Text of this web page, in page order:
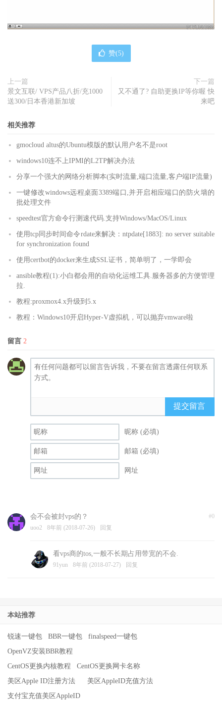
赞(5)
上一篇
景文互联/ VPS产品八折/充1000
送300/日本香港新加坡
下一篇
又不通了? 自助更换IP等你喔 快
来吧
相关推荐
gmocloud altus的Ubuntu模版的默认用户名不是root
windows10连不上IPMI的L2TP解决办法
分享一个强大的网络分析脚本(实时流量,端口流量,客户端IP流量)
一键修改windows远程桌面3389端口,并开启相应端口的防火墙的
批处理文件
speedtest官方命令行测速代码.支持Windows/MacOS/Linux
使用tcp同步时间命令rdate来解决：ntpdate[1883]: no server suitable
for synchronization found
使用certbot的docker来生成SSL证书，简单明了，一学即会
ansible教程(1):小白都会用的自动化运维工具.服务器多的方便管理
拉.
教程:proxmox4.x升级到5.x
教程：Windows10开启Hyper-V虚拟机，可以抛弃vmware啦
留言 2
提交留言
昵称 (必填)
邮箱 (必填)
网址
#0
会不会被封vps的？
uoo2 8年前 (2018-07-26) 回复
看vps商的tos,一般不长期占用带宽的不会.
91yun 8年前 (2018-07-27) 回复
本站推荐
锐速一键包 BBR一键包
finalspeed一键包
OpenVZ安装BBR教程
CentOS更换内核教程
CentOS更换网卡名称
美区Apple ID注册方法
美区AppleID充值方法
支付宝充值美区AppleID